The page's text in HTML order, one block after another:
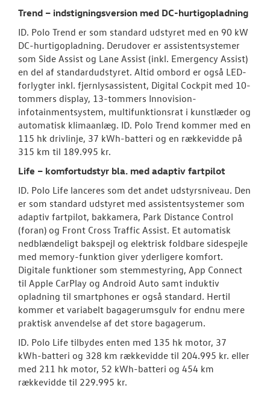
Trend – indstigningsversion med DC-hurtigopladning
ID. Polo Trend er som standard udstyret med en 90 kW
DC-hurtigopladning. Derudover er assistentsystemer
som Side Assist og Lane Assist (inkl. Emergency Assist)
en del af standardudstyret. Altid ombord er også LED-
forlygter inkl. fjernlysassistent, Digital Cockpit med 10-
tommers display, 13-tommers Innovision-
infotainmentsystem, multifunktionsrat i kunstlæder og
automatisk klimaanlæg. ID. Polo Trend kommer med en
115 hk drivlinje, 37 kWh-batteri og en rækkevidde på
315 km til 189.995 kr.
Life – komfortudstyr bla. med adaptiv fartpilot
ID. Polo Life lanceres som det andet udstyrsniveau. Den
er som standard udstyret med assistentsystemer som
adaptiv fartpilot, bakkamera, Park Distance Control
(foran) og Front Cross Traffic Assist. Et automatisk
nedblændeligt bakspejl og elektrisk foldbare sidespejle
med memory-funktion giver yderligere komfort.
Digitale funktioner som stemmestyring, App Connect
til Apple CarPlay og Android Auto samt induktiv
opladning til smartphones er også standard. Hertil
kommer et variabelt bagagerumsgulv for endnu mere
praktisk anvendelse af det store bagagerum.
ID. Polo Life tilbydes enten med 135 hk motor, 37
kWh-batteri og 328 km rækkevidde til 204.995 kr. eller
med 211 hk motor, 52 kWh-batteri og 454 km
rækkevidde til 229.995 kr.